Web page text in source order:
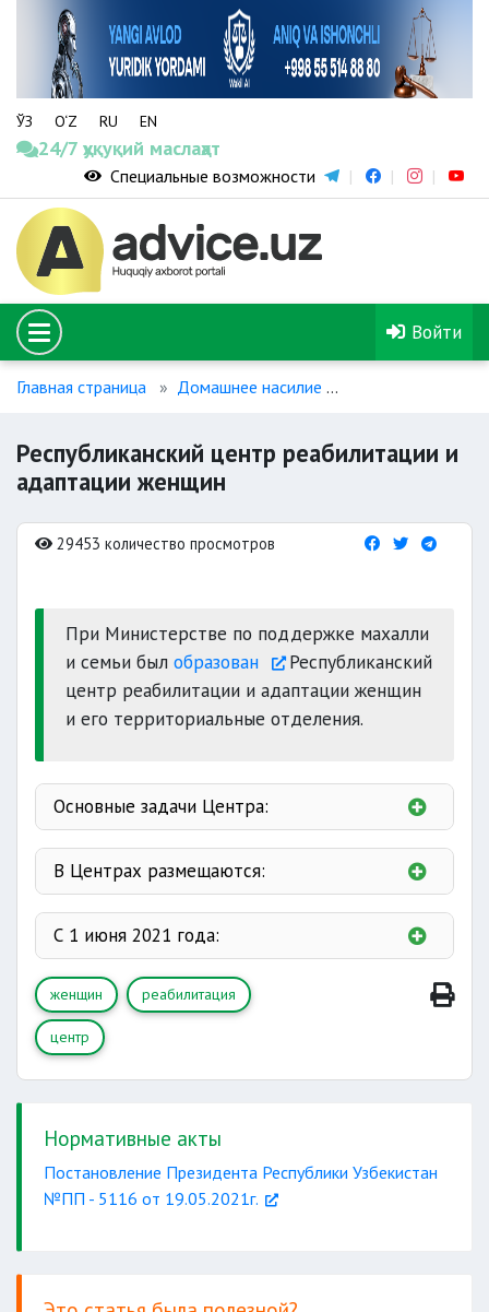
ЎЗ O‘Z RU EN
24/7 ҳуқуқий маслаҳат
Специальные возможности
Войти
Главная страница Домашнее насилие
Республиканский центр реабилитации и
адаптации женщин
29453 количество просмотров
При Министерстве по поддержке махалли
и семьи был образован
Республиканский
центр реабилитации и адаптации женщин
и его территориальные отделения.
Основные задачи Центра:
оказание
помощи
проблемами и бытовым насилием
В Центрах размещаются:
С 1 июня 2021 года:
женщин реабилитация
центр
Нормативные акты
Постановление Президента Республики Узбекистан
№ПП - 5116 от 19.05.2021г.